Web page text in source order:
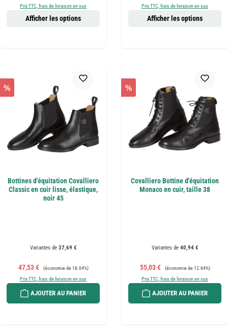
Prix TTC, frais de livraison en sus
Afficher les options
Prix TTC, frais de livraison en sus
Afficher les options
%
Bottines d'équitation Covalliero
Classic en cuir lisse, élastique,
noir 45
Variantes de37,69 €
Prix de vente :
47,53 € Prix régulier :
(économie de 18.04%)
Prix TTC, frais de livraison en sus
AJOUTER AU PANIER
%
Covalliero Bottine d'équitation
Monaco en cuir, taille 38
Variantes de40,94 €
Prix de vente :
55,03 € Prix régulier :
(économie de 12.64%)
Prix TTC, frais de livraison en sus
AJOUTER AU PANIER